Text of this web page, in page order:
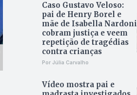
Caso Gustavo Veloso:
pai de Henry Borel e
mãe de Isabella Nardoni
cobram justiça e veem
repetição de tragédias
contra crianças
Por Júlia Carvalho
Vídeo mostra pai e